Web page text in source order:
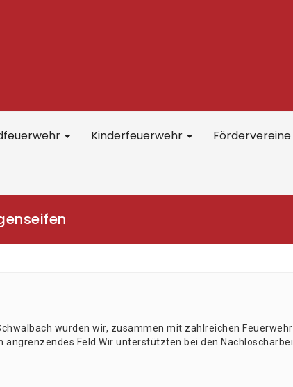
Kinderfeuerwehr Fördervereine
wur­den wir, zusam­men mit zahl­rei­chen
Feld.Wir unter­stütz­ten bei den